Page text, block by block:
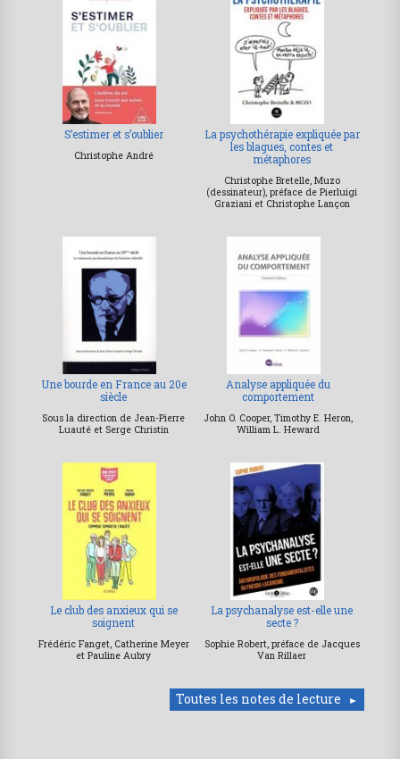
S’estimer et s’oublier
Christophe André
La psychothérapie expliquée par
les blagues, contes et
métaphores
Christophe Bretelle, Muzo
(dessinateur), préface de Pierluigi
Graziani et Christophe Lançon
Une bourde en France au 20e
siècle
Sous la direction de Jean-Pierre
Luauté et Serge Christin
Analyse appliquée du
comportement
John O. Cooper, Timothy E. Heron,
William L. Heward
Le club des anxieux qui se
soignent
Frédéric Fanget, Catherine Meyer
et Pauline Aubry
La psychanalyse est-elle une
secte ?
Sophie Robert, préface de Jacques
Van Rillaer
Toutes les notes de lecture